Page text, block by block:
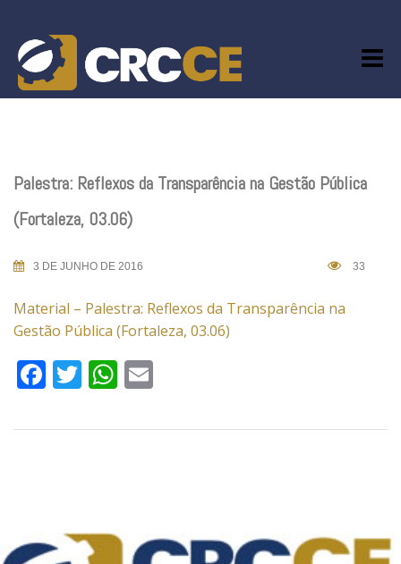
content
Palestra: Reflexos da Transparência na Gestão Pública
(Fortaleza, 03.06)
3 DE JUNHO DE 2016 33
Material – Palestra: Reflexos da Transparência na
Gestão Pública (Fortaleza, 03.06)
Facebook
TwitterWhatsApp